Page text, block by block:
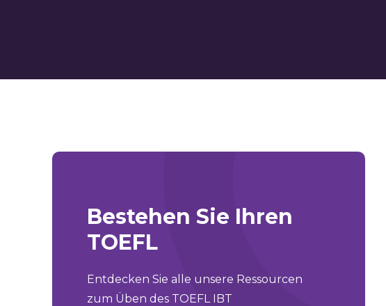
Bestehen Sie Ihren
TOEFL
Entdecken Sie alle unsere Ressourcen
zum Üben des TOEFL IBT